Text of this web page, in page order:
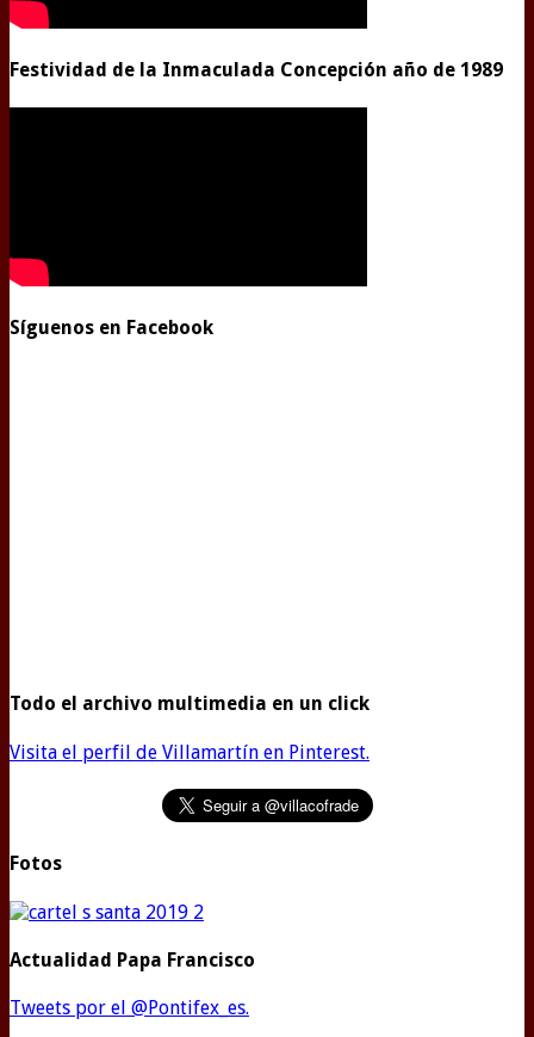
Festividad de la Inmaculada Concepción año de 1989
Síguenos en Facebook
Todo el archivo multimedia en un click
Visita el perfil de Villamartín en Pinterest.
Fotos
Actualidad Papa Francisco
Tweets por el @Pontifex_es.